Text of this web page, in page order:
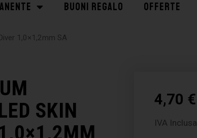
BUONI REGALO OFFERTE
1,0×1,2mm SA
SKIN
4,70 €
IVA Inclusa